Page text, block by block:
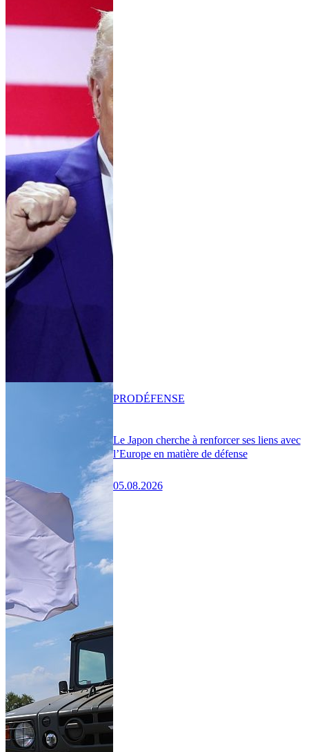
Le Japon cherche à renforcer ses liens avec
l’Europe en matière de défense
05.08.2026
PRODÉFENSE